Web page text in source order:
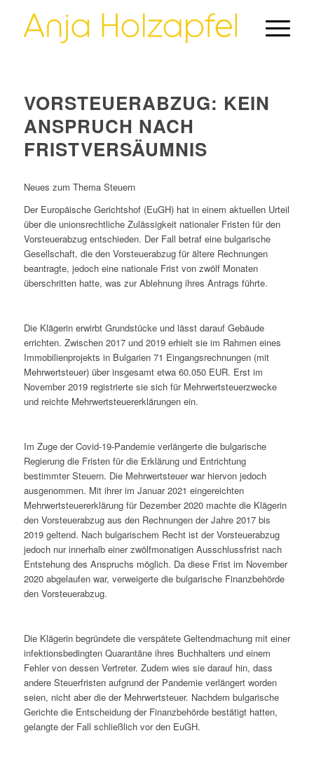
VORSTEUERABZUG: KEIN
ANSPRUCH NACH
FRISTVERSÄUMNIS
Neues zum Thema Steuern
Der Europäische Gerichtshof (EuGH) hat in einem aktuellen Urteil
über die unionsrechtliche Zulässigkeit nationaler Fristen für den
Vorsteuerabzug entschieden. Der Fall betraf eine bulgarische
Gesellschaft, die den Vorsteuerabzug für ältere Rechnungen
beantragte, jedoch eine nationale Frist von zwölf Monaten
überschritten hatte, was zur Ablehnung ihres Antrags führte.
Die Klägerin erwirbt Grundstücke und lässt darauf Gebäude
errichten. Zwischen 2017 und 2019 erhielt sie im Rahmen eines
Immobilienprojekts in Bulgarien 71 Eingangsrechnungen (mit
Mehrwertsteuer) über insgesamt etwa 60.050 EUR. Erst im
November 2019 registrierte sie sich für Mehrwertsteuerzwecke
und reichte Mehrwertsteuererklärungen ein.
Im Zuge der Covid-19-Pandemie verlängerte die bulgarische
Regierung die Fristen für die Erklärung und Entrichtung
bestimmter Steuern. Die Mehrwertsteuer war hiervon jedoch
ausgenommen. Mit ihrer im Januar 2021 eingereichten
Mehrwertsteuererklärung für Dezember 2020 machte die Klägerin
den Vorsteuerabzug aus den Rechnungen der Jahre 2017 bis
2019 geltend. Nach bulgarischem Recht ist der Vorsteuerabzug
jedoch nur innerhalb einer zwölfmonatigen Ausschlussfrist nach
Entstehung des Anspruchs möglich. Da diese Frist im November
2020 abgelaufen war, verweigerte die bulgarische Finanzbehörde
den Vorsteuerabzug.
Die Klägerin begründete die verspätete Geltendmachung mit einer
infektionsbedingten Quarantäne ihres Buchhalters und einem
Fehler von dessen Vertreter. Zudem wies sie darauf hin, dass
andere Steuerfristen aufgrund der Pandemie verlängert worden
seien, nicht aber die der Mehrwertsteuer. Nachdem bulgarische
Gerichte die Entscheidung der Finanzbehörde bestätigt hatten,
gelangte der Fall schließlich vor den EuGH.